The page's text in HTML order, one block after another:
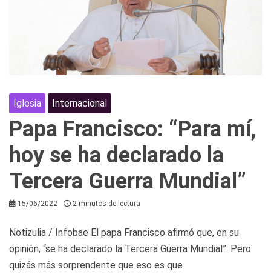
Iglesia Internacional
Papa Francisco: “Para mí,
hoy se ha declarado la
Tercera Guerra Mundial”
15/06/2022 2 minutos de lectura
Notizulia / Infobae El papa Francisco afirmó que, en su
opinión, “se ha declarado la Tercera Guerra Mundial”. Pero
quizás más sorprendente que eso es que